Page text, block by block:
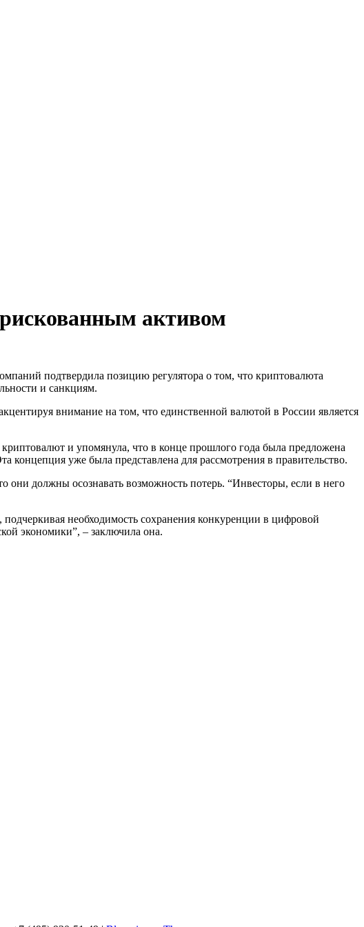
активом
и санкциям.
внимание на том, что единственной валютой в России является
и упомянула, что в конце прошлого года была предложена
концепция уже была представлена для рассмотрения в правительство.
они должны осознавать возможность потерь. “Инвесторы, если в него
необходимость сохранения конкуренции в цифровой
экономики”, – заключила она.